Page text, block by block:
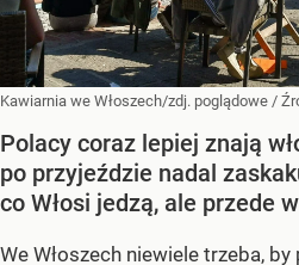
Kawiarnia we Włoszech/zdj. poglądowe /
Polacy coraz lepiej znają
po przyjeździe nadal
co Włosi jedzą, ale przede
We Włoszech niewiele trzeba,